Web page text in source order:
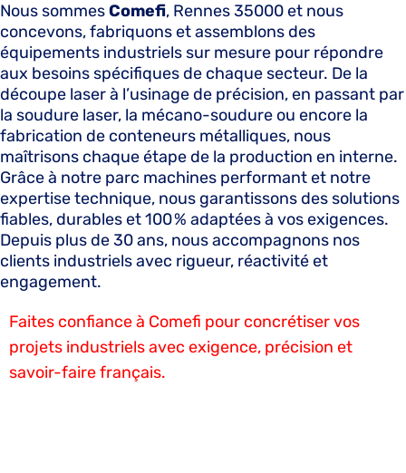
Nous sommesComefi, Rennes 35000 et nous
concevons, fabriquons et assemblons des
équipements industriels sur mesure pour répondre
aux besoins spécifiques de chaque secteur. De la
découpe laser à l’usinage de précision, en passant par
la soudure laser, la mécano-soudure ou encore la
fabrication de conteneurs métalliques, nous
maîtrisons chaque étape de la production en interne.
Grâce à notre parc machines performant et notre
expertise technique, nous garantissons des solutions
fiables, durables et 100 % adaptées à vos exigences.
Depuis plus de 30 ans, nous accompagnons nos
clients industriels avec rigueur, réactivité et
engagement.
Faites confiance à Comefi pour concrétiser vos
projets industriels avec exigence, précision et
savoir-faire français.